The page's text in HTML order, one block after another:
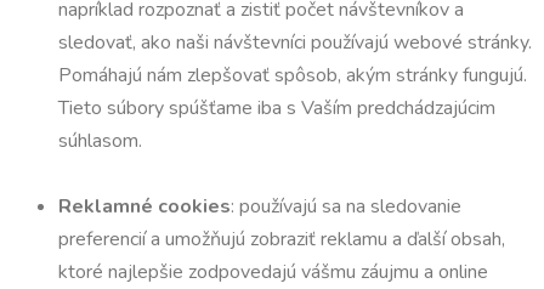
napríklad rozpoznať a zistiť počet návštevníkov a
sledovať, ako naši návštevníci používajú webové stránky.
Pomáhajú nám zlepšovať spôsob, akým stránky fungujú.
Tieto súbory spúšťame iba s Vaším predchádzajúcim
súhlasom.
Reklamné cookies: používajú sa na sledovanie
preferencií a umožňujú zobraziť reklamu a ďalší obsah,
ktoré najlepšie zodpovedajú vášmu záujmu a online